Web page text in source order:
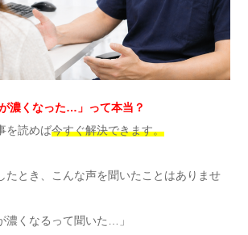
濃くなった…」って本当？
を読めば今すぐ解決できます。
たとき、こんな声を聞いたことはありませ
濃くなるって聞いた…」